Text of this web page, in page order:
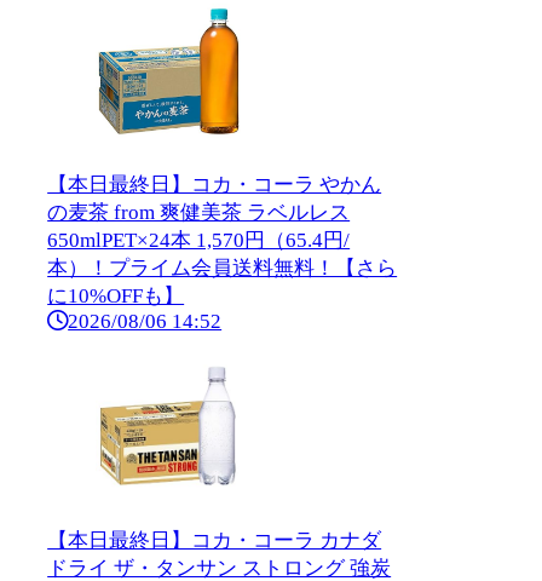
【本日最終日】コカ・コーラ やかん
の麦茶 from 爽健美茶 ラベルレス
650mlPET×24本 1,570円（65.4円/
本）！プライム会員送料無料！【さら
に10%OFFも】
2026/08/06 14:52
【本日最終日】コカ・コーラ カナダ
ドライ ザ・タンサン ストロング 強炭